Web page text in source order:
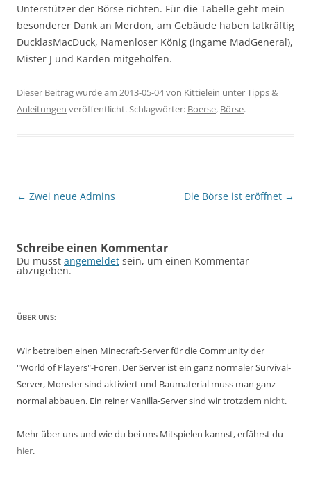
Unterstützer der Börse richten. Für die Tabelle geht mein
besonderer Dank an Merdon, am Gebäude haben tatkräftig
DucklasMacDuck, Namenloser König (ingame MadGeneral),
Mister J und Karden mitgeholfen.
Dieser Beitrag wurde am 2013-05-04von Kittielein unterTipps &
Anleitungen veröffentlicht. Schlagwörter: Boerse, Börse.
Beitragsnavigation
← Zwei neue Admins Die Börse ist eröffnet →
Schreibe einen Kommentar
Du musst angemeldet sein, um einen Kommentar
abzugeben.
ÜBER UNS:
Wir betreiben einen Minecraft-Server für die Community der
"World of Players"-Foren. Der Server ist ein ganz normaler Survival-
Server, Monster sind aktiviert und Baumaterial muss man ganz
normal abbauen. Ein reiner Vanilla-Server sind wir trotzdem nicht.
Mehr über uns und wie du bei uns Mitspielen kannst, erfährst du
hier.